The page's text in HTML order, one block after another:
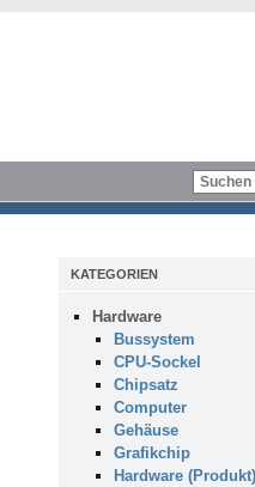
KATEGORIEN
Hardware
Bussystem
CPU-Sockel
Chipsatz
Computer
Gehäuse
Grafikchip
Hardware (Produkt)